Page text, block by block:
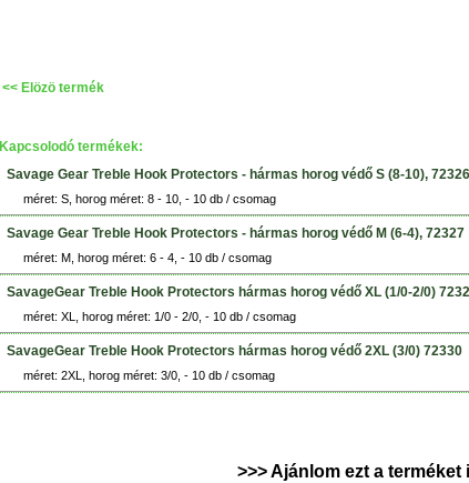
<< Elözö termék
Kapcsolodó termékek:
Savage Gear Treble Hook Protectors - hármas horog védő S (8-10), 72326
méret: S, horog méret: 8 - 10, - 10 db / csomag
Savage Gear Treble Hook Protectors - hármas horog védő M (6-4), 72327
méret: M, horog méret: 6 - 4, - 10 db / csomag
SavageGear Treble Hook Protectors hármas horog védő XL (1/0-2/0)
méret: XL, horog méret: 1/0 - 2/0, - 10 db / csomag
SavageGear Treble Hook Protectors hármas horog védő 2XL (3/0) 72330
méret: 2XL, horog méret: 3/0, - 10 db / csomag
>>> Ajánlom ezt a